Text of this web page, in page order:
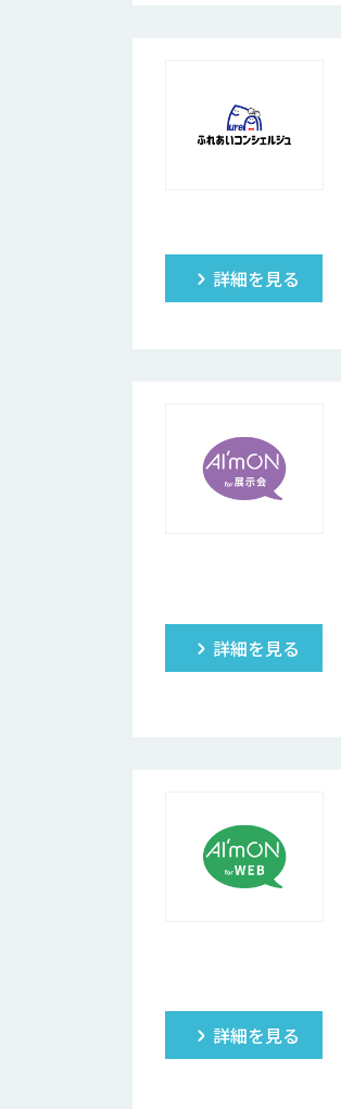
詳細を見る
詳細を見る
詳細を見る